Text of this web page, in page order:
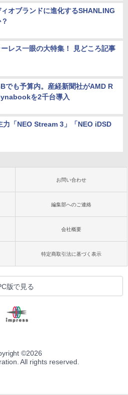
オブランドに進化するSHANLING
レス一眼の大特集！ 見どころ記事
でも予算内。産経新聞社がAMD R
を2千台導入
「NEO Stream 3」「NEO iDSD
お問い合わせ
編集部へのご連絡
会社概要
特定商取引法に基づく表示
版で見る
©2026
All rights reserved.